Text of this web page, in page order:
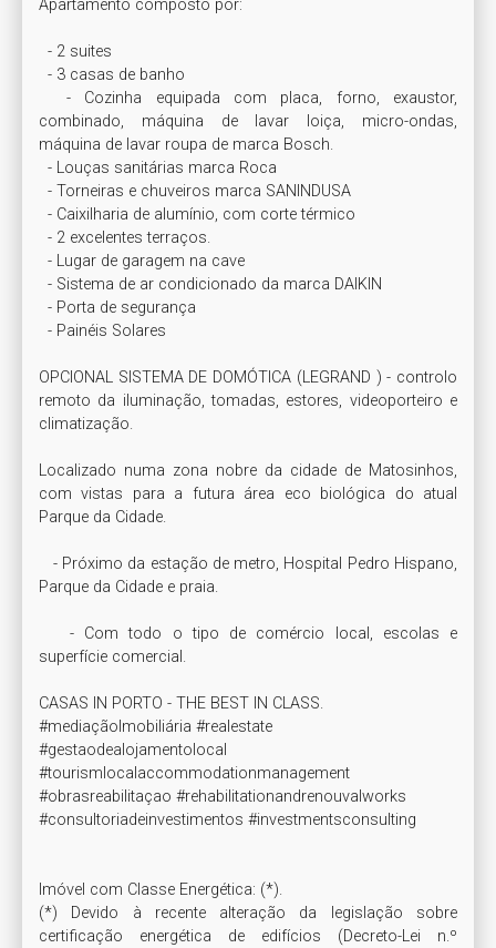
Apartamento composto por:
combinado, máquina de lavar loiça, micro-ondas,
máquina de lavar roupa de marca Bosch.
OPCIONAL SISTEMA DE DOMÓTICA (LEGRAND ) - controlo
remoto da iluminação, tomadas, estores, videoporteiro e
climatização.
Localizado numa zona nobre da cidade de Matosinhos,
com vistas para a futura área eco biológica do atual
Parque da Cidade.
Parque da Cidade e praia.
superfície comercial.
CASAS IN PORTO - THE BEST IN CLASS.
#mediaçãoImobiliária #realestate
#gestaodealojamentolocal
#tourismlocalaccommodationmanagement
#obrasreabilitaçao #rehabilitationandrenouvalworks
#consultoriadeinvestimentos #investmentsconsulting
Imóvel com Classe Energética: (*).
(*) Devido à recente alteração da legislação sobre
certificação energética de edifícios (Decreto-Lei n.º